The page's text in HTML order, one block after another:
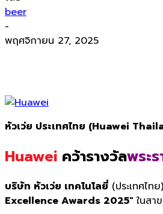
beer
-
พฤศจิกายน 27, 2025
หัวเว่ย ประเทศไทย (Huawei
Huawei คว้ารางวัลพระ
บริษัท หัวเว่ย เทคโนโลยี่ (ประเทศไทย)
Excellence Awards 2025″ในสา